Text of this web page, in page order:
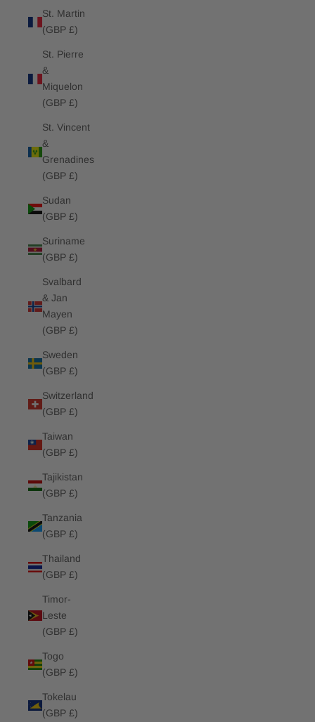
St. Martin
(GBP £)
St. Pierre
&
Miquelon
(GBP £)
St. Vincent
&
Grenadines
(GBP £)
Sudan
(GBP £)
Suriname
(GBP £)
Svalbard
& Jan
Mayen
(GBP £)
Sweden
(GBP £)
Switzerland
(GBP £)
Taiwan
(GBP £)
Tajikistan
(GBP £)
Tanzania
(GBP £)
Thailand
(GBP £)
Timor-
Leste
(GBP £)
Togo
(GBP £)
Tokelau
(GBP £)